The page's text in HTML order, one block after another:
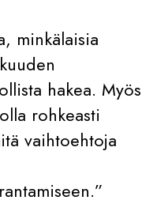
minkälaisia
hakea. Myös
rohkeasti
vaihtoehtoja